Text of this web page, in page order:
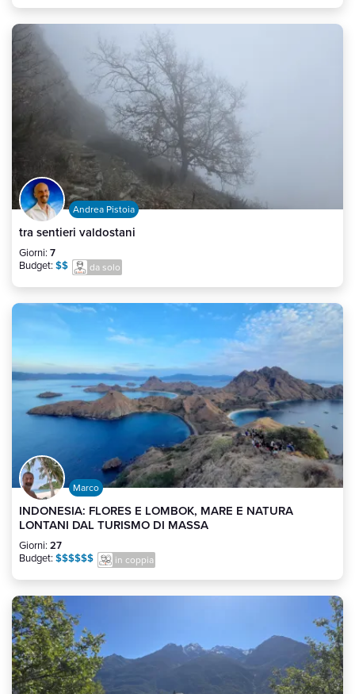
Andrea Pistoia
tra sentieri valdostani
Giorni: 7
Budget: $$ da solo
Marco
INDONESIA: FLORES E LOMBOK, MARE E NATURA
LONTANI DAL TURISMO DI MASSA
Giorni: 27
Budget: $$$$$$ in coppia